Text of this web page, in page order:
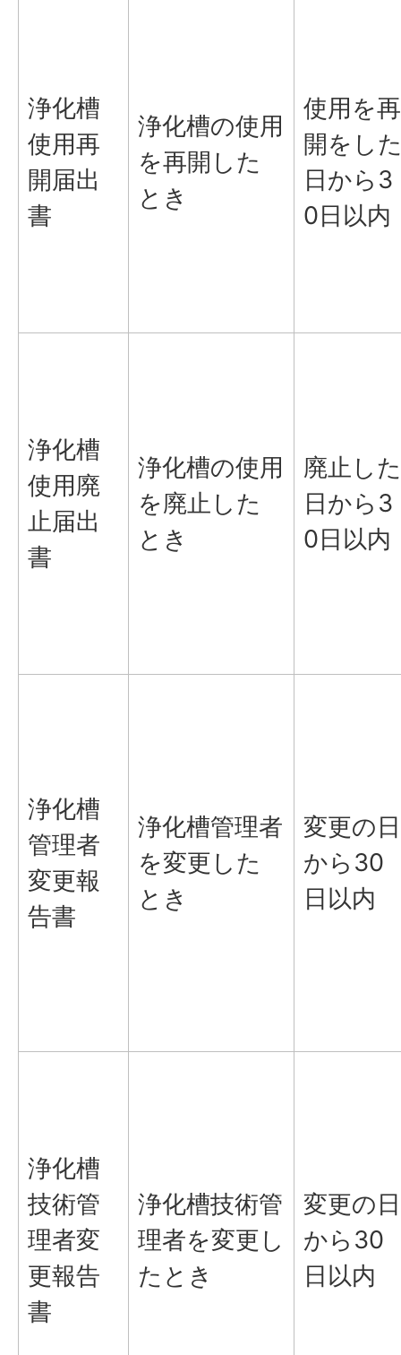
浄化槽
使用再
開届出
書
浄化槽の使用
を再開した
とき
使用を再
開をし
日から3
0日以内
浄化槽
使用廃
止届出
書
浄化槽の使用
を廃止した
とき
廃止した
日から3
0日以内
浄化槽
管理者
変更報
告書
浄化槽管理者
を変更した
とき
変更の日
から30
日以内
浄化槽
技術管
理者変
更報告
書
浄化槽技術管
理者を変更し
たとき
変更の日
から30
日以内